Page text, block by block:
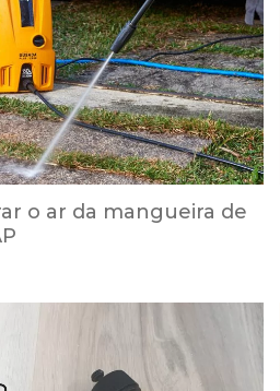
o ar da mangueira de